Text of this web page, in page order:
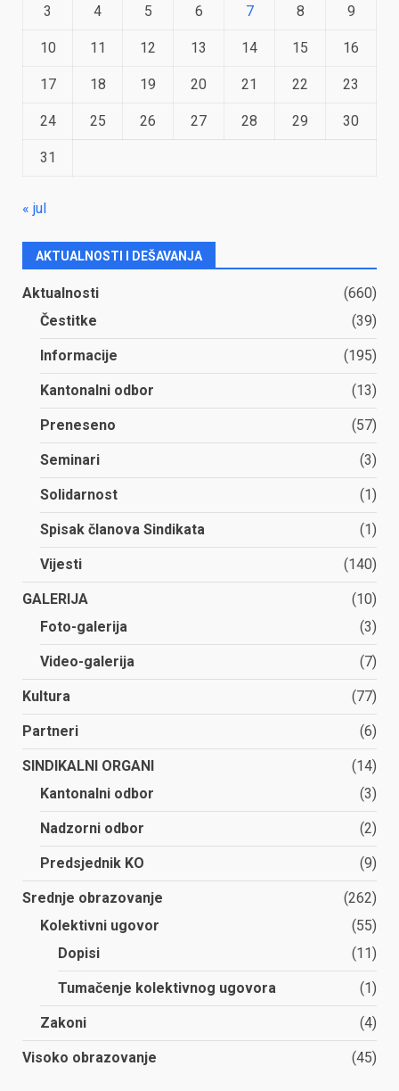
3 4 5 6 7 8 9
10 11 12 13 14 15 16
17 18 19 20 21 22 23
24 25 26 27 28 29 30
31
« jul
AKTUALNOSTI I DEŠAVANJA
Aktualnosti
(660)
Čestitke
(39)
Informacije (195)
Kantonalni odbor (13)
Preneseno (57)
Seminari (3)
Solidarnost (1)
Spisak članova Sindikata (1)
Vijesti (140)
GALERIJA
(10)
Foto-galerija
(3)
Video-galerija (7)
Kultura (77)
Partneri (6)
SINDIKALNI ORGANI
(14)
Kantonalni odbor
(3)
Nadzorni odbor (2)
Predsjednik KO (9)
Srednje obrazovanje
(262)
Kolektivni ugovor
(55)
Dopisi
(11)
Tumačenje kolektivnog ugovora (1)
Zakoni (4)
Visoko obrazovanje (45)